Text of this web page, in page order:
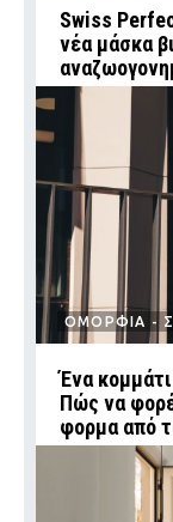
Swiss
νέα μάσκα
ΟΜΟΡΦΙΑ -
Ένα
Πώς να
φορμα από